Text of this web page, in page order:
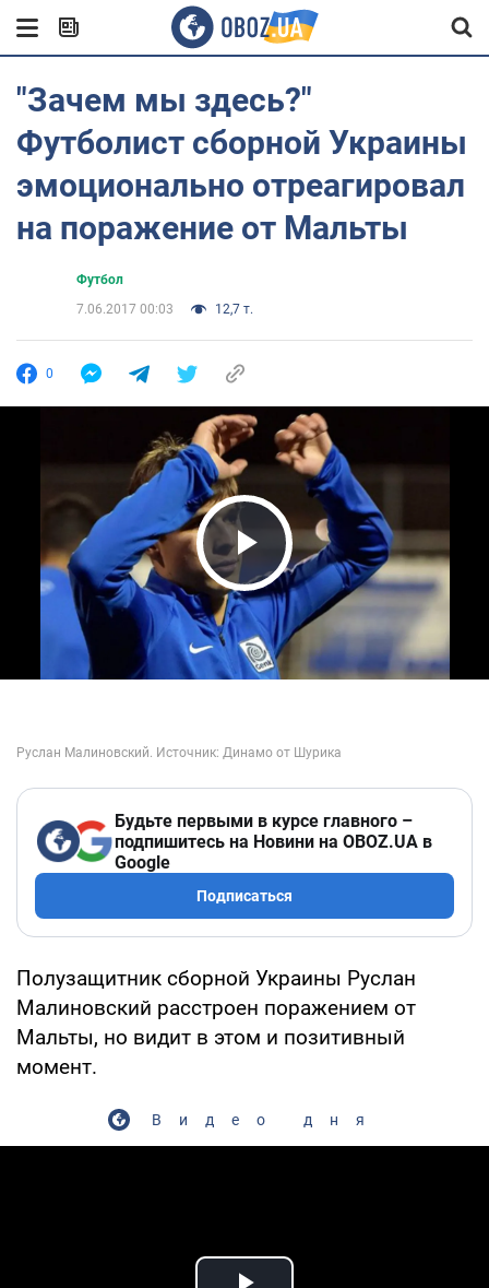
"Зачем мы здесь?"
Футболист сборной Украины
эмоционально отреагировал
на поражение от Мальты
Футбол
7.06.2017 00:03
12,7 т.
0
Play Video
Будьте первыми в курсе главного –
подпишитесь на Новини на OBOZ.UA в
Google
Подписаться
Полузащитник сборной Украины Руслан
Малиновский расстроен поражением от
Мальты, но видит в этом и позитивный
момент.
Видео дня